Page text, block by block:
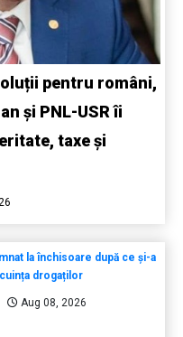
pentru români,
și PNL-USR îi
taxe și
la închisoare după ce și-a
drogaților
Aug 08, 2026